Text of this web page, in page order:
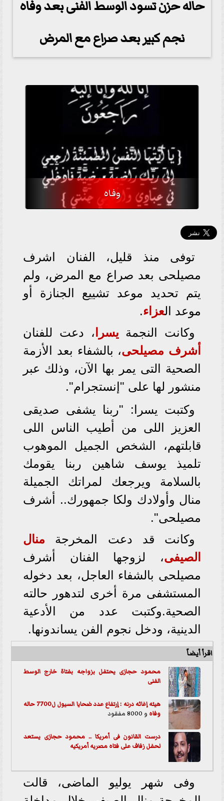
حاله حزن تسود الوسط الفنى بعد وفاه
نجم كبير بعد صراع مع المرض
وفاه
توفى منذ قليل، الفنان اشرف
مصيلحى بعد صراع مع المرض، ولم
يتم تحديد موعد تشييع الجنازة أو
موعد العزاء.
وكانت النجمة يسرا ، دعت للفنان
أشرف مصيلحى، بالشفاء بعد الأزمة
الصحية التى يمر بها الآن، وذلك عبر
منشور لها على "إنستجرام".
وكتبت يسرا: "ربنا يشفى صديقى
العزيز اللى من أطيب الناس اللى
قابلتهم، الشخص الجميل الموهوب
تلميذ يوسف شاهين ربنا يقومك
بالسلامة ويرجعك لمراتك الجميلة
منال وأولادك ولكا جمهورك.. أشرف
مصيلحى".
وكانت قد دعت المخرجة منال
الصيفى، لزوجها الفنان أشرف
مصيلحى بالشفاء العاجل، بعد دخوله
المستشفى مرة أخرى لتدهور حالته
الصحية.وكتبت عدد من الأدعية
الدينية، ودخل نجوم الفن يساندونها.
اقرأ أيضاً
محمود حجازى يحتفل بزواجه بفتاة خارج الوسط
الفنى
هيئه إغاثه درنه : إرتفاع عدد ضحايا السيول ل7700 حاله
وفاه و 8000 مفقود
درست القانون فى أمريكا .. محمود حجازى يستعد
لحفل زفاف على فتاه مصريه أمريكيه
وفى شهر يوليو الماضى، قالت